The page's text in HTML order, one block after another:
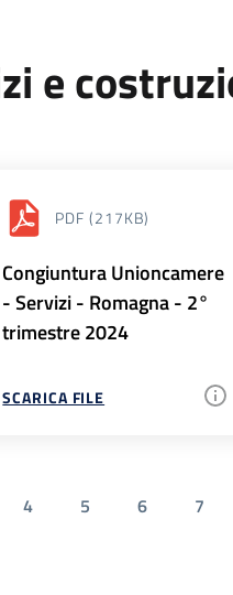
e
PDF (217KB)
Congiuntura Unioncamere
- Servizi - Romagna - 2°
trimestre 2024
SCARICA FILE
4 5 6 7